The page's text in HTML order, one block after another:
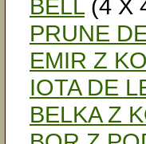
BELL(4 X
PRUNE
EMIR Z
IOTA DE
BELKA Z